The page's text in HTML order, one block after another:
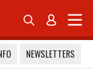
 
NEWSLETTERS